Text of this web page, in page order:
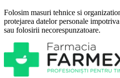
Folosim masuri tehnice si
protejarea datelor personale
sau folosirii necorespunzatoare.